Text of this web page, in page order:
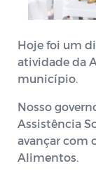
Hoje foi um
atividade da
município.
Nosso
Assistência
avançar com
Alimentos.